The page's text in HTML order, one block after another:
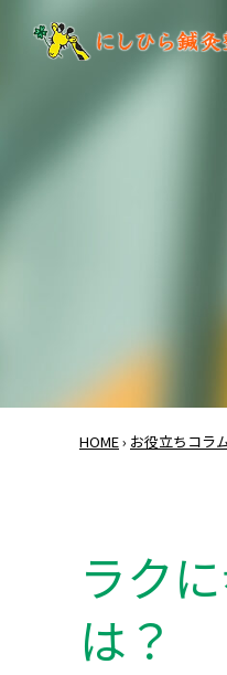
HOME› お役立ちコラ
ラク
は？